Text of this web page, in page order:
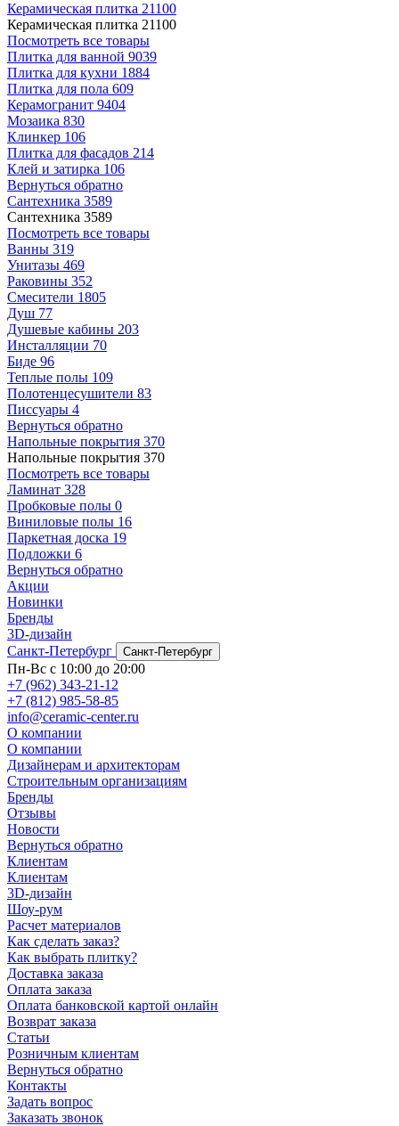
Керамическая плитка 21100
Керамическая плитка 21100
Посмотреть все товары
Плитка для ванной 9039
Плитка для кухни 1884
Плитка для пола 609
Керамогранит 9404
Мозаика 830
Клинкер 106
Плитка для фасадов 214
Клей и затирка 106
Вернуться обратно
Сантехника 3589
Сантехника 3589
Посмотреть все товары
Ванны 319
Унитазы 469
Раковины 352
Смесители 1805
Душ 77
Душевые кабины 203
Инсталляции 70
Биде 96
Теплые полы 109
Полотенцесушители 83
Писсуары 4
Вернуться обратно
Напольные покрытия 370
Напольные покрытия 370
Посмотреть все товары
Ламинат 328
Пробковые полы 0
Виниловые полы 16
Паркетная доска 19
Подложки 6
Вернуться обратно
Акции
Новинки
Бренды
3D-дизайн
Санкт-Петербург
Санкт-Петербург
Пн-Вс с 10:00 до 20:00
+7 (962) 343-21-12
+7 (812) 985-58-85
info@ceramic-center.ru
О компании
О компании
Дизайнерам и архитекторам
Строительным организациям
Бренды
Отзывы
Новости
Вернуться обратно
Клиентам
Клиентам
3D-дизайн
Шоу-рум
Расчет материалов
Как сделать заказ?
Как выбрать плитку?
Доставка заказа
Оплата заказа
Оплата банковской картой онлайн
Возврат заказа
Статьи
Розничным клиентам
Вернуться обратно
Контакты
Задать вопрос
Заказать звонок